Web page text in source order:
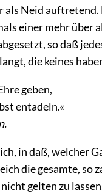
als Neid
einer mehr über
so daß
die keines
geben,
entadeln.«
in daß, welcher
die gesamte,
gelten zu